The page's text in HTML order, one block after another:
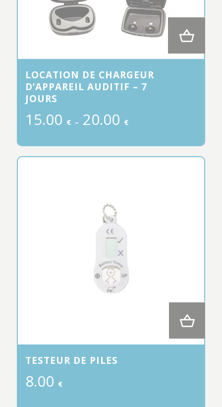
LOCATION DE CHARGEUR
D’APPAREIL AUDITIF – 7
JOURS
15.00 € – 20.00 €de
15.00 €
à
TESTEUR DE PILES
8.00 €